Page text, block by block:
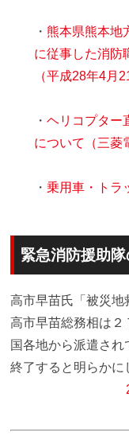
・熊本県熊本地
に従事した消防
（平成28年4月
・ヘリコプター
について（三菱
・乗用車・トラ
緊急消防援助
高市早苗氏「被災地
高市早苗総務相は２
国各地から派遣さ
終了すると明らかに